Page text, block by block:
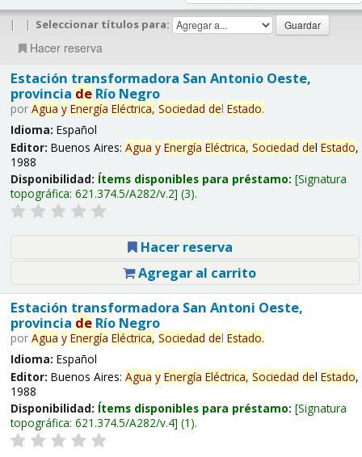
| | Seleccionar títulos para:
Hacer reserva
Estación transformadora San Antonio Oeste,
provincia deRío Negro
por Agua y Energía Eléctrica, Sociedad del Estado.
Idioma: Español
Editor: Buenos Aires: Agua y Energía Eléctrica, Sociedad del Estado,
1988
Disponibilidad: Ítems disponibles para préstamo: Signatura
topográfica: 621.374.5/A282/v.2 (3).
Hacer reserva
Agregar al carrito
Estación transformadora San Antoni Oeste,
provincia deRío Negro
por Agua y Energía Eléctrica, Sociedad del Estado.
Idioma: Español
Editor: Buenos Aires: Agua y Energía Eléctrica, Sociedad del Estado,
1988
Disponibilidad: Ítems disponibles para préstamo: Signatura
topográfica: 621.374.5/A282/v.4 (1).